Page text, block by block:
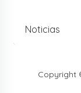
Noticias
Copyright